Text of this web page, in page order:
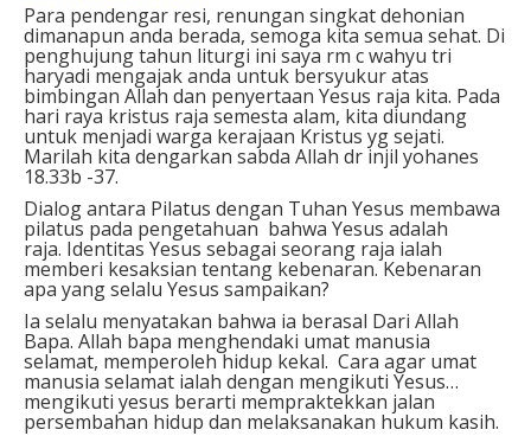
Para pendengar resi, renungan singkat dehonian
dimanapun anda berada, semoga kita semua sehat. Di
penghujung tahun liturgi ini saya rm c wahyu tri
haryadi mengajak anda untuk bersyukur atas
bimbingan Allah dan penyertaan Yesus raja kita. Pada
hari raya kristus raja semesta alam, kita diundang
untuk menjadi warga kerajaan Kristus yg sejati.
Marilah kita dengarkan sabda Allah dr injil yohanes
18.33b -37.
Dialog antara Pilatus dengan Tuhan Yesus membawa
pilatus pada pengetahuan bahwa Yesus adalah
raja. Identitas Yesus sebagai seorang raja ialah
memberi kesaksian tentang kebenaran. Kebenaran
apa yang selalu Yesus sampaikan?
Ia selalu menyatakan bahwa ia berasal Dari Allah
Bapa. Allah bapa menghendaki umat manusia
selamat, memperoleh hidup kekal. Cara agar umat
manusia selamat ialah dengan mengikuti Yesus…
mengikuti yesus berarti mempraktekkan jalan
persembahan hidup dan melaksanakan hukum kasih.